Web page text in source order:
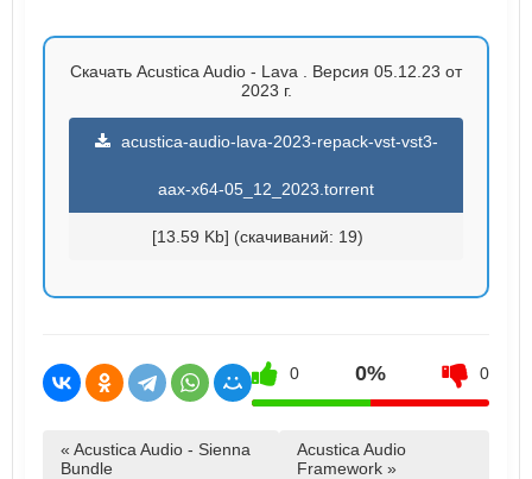
Скачать Acustica Audio - Lava . Версия 05.12.23 от
2023 г.
acustica-audio-lava-2023-repack-vst-vst3-
aax-x64-05_12_2023.torrent
[13.59 Kb] (cкачиваний: 19)
0 0% 0
« Acustica Audio - Sienna
Bundle
Acustica Audio
Framework »